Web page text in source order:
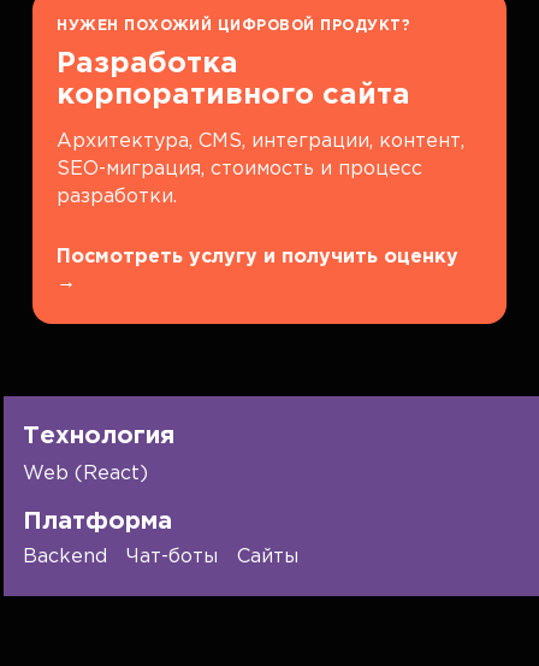
НУЖЕН ПОХОЖИЙ ЦИФРОВОЙ ПРОДУКТ?
Разработка
корпоративного сайта
Архитектура, CMS, интеграции, контент,
SEO-миграция, стоимость и процесс
разработки.
Посмотреть услугу и получить оценку
→
Технология
Web (React)
Платформа
Backend Чат-боты Сайты